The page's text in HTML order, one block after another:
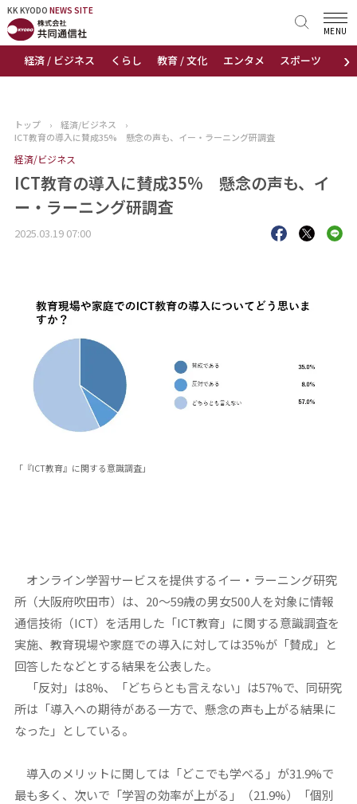
KK KYODO NEWS SITE
›
経済 / ビジネス くらし 教育 / 文化 エンタメ スポーツ 地域
MENU
KK KYODONEWS SITE
トップページ
ニュース
おすすめコンテンツ
出版物
トップ › 経済/ビジネス
›
ICT教育の導入に賛成35% 懸念の声も、イー・ラーニング研調査
経済/ビジネス
ICT教育の導入に賛成35% 懸念の声も、イ
ー・ラーニング研調査
2025.03.19 07:00
「『ICT教育』に関する意識調査」
オンライン学習サービスを提供するイー・ラーニング研究
所（大阪府吹田市）は、20～59歳の男女500人を対象に情報
通信技術（ICT）を活用した「ICT教育」に関する意識調査を
実施、教育現場や家庭での導入に対しては35%が「賛成」と
回答したなどとする結果を公表した。
「反対」は8%、「どちらとも言えない」は57%で、同研究
所は「導入への期待がある一方で、懸念の声も上がる結果に
なった」としている。
導入のメリットに関しては「どこでも学べる」が31.9%で
最も多く、次いで「学習の効率が上がる」（21.9%）「個別